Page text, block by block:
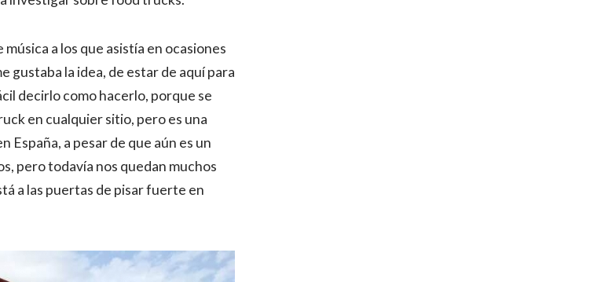
a los que asistía en ocasiones
gustaba la idea, de estar de aquí para
decirlo como hacerlo, porque se
en cualquier sitio, pero es una
España, a pesar de que aún es un
pero todavía nos quedan muchos
a las puertas de pisar fuerte en